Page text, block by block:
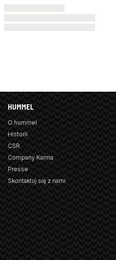
HUMMEL
O hummel
Historii
CSR
Company Karma
Presse
Skontaktuj się z nami